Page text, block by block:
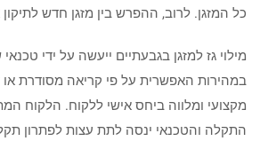
כל המזגן. לרוב, ההפרש בין מזגן חדש לתיקון
מילוי גז למזגן בגבעתיים ייעשה על ידי
במהירות האפשרית על פי קריאה מסודרת או
מקצועי ומלווה ביחס אישי ללקוח. הלקוח
התקלה והטכנאי ינסה לתת עצות לפתרון